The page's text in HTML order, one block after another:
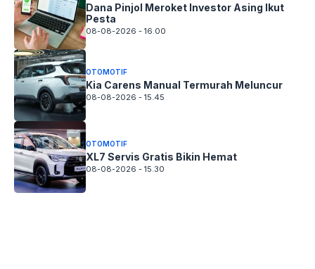
Dana Pinjol Meroket Investor Asing Ikut
Pesta
08-08-2026 - 16.00
OTOMOTIF
Kia Carens Manual Termurah Meluncur
08-08-2026 - 15.45
OTOMOTIF
XL7 Servis Gratis Bikin Hemat
08-08-2026 - 15.30